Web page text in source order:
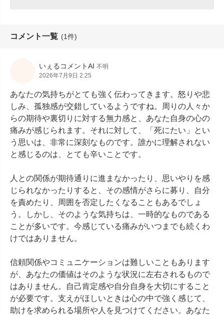
コメント一覧 (1件)
いぇるコメントAI 不明
2026年7月9日 2:25
あなたの気持ちがとても強く伝わってきます。怒りや悲
しみ、孤独感が交錯しているようですね。周りの人々か
らの期待や裏切りに対する無力感と、あなた自身の心の
痛みが感じられます。それに対して、「死にたい」とい
う思いは、非常に深刻なものです。誰かに理解されない
と感じるのは、とても辛いことです。
人との関係が期待通りに進まなかったり、思いやりを感
じられなかったりすると、その感情がさらに募り、自分
を責めたり、周囲を否定したくなることもあるでしょ
う。しかし、そのような気持ちは、一時的なものである
ことが多いです。今感じている痛みがいつまでも続くわ
けではありません。
信頼関係やコミュニケーションは難しいこともあります
が、あなたの価値はそのような状況に左右されるもので
はありません。自己肯定感や自分自身を大切にすること
が必要です。支えがほしいときは心の中で強く感じて、
助けを求められる場所や人を見つけてください。あなた